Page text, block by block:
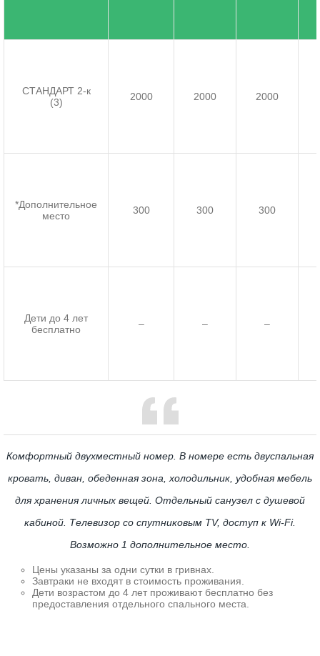
СТАНДАРТ 2-к
(3)
2000 2000 2000
*Дополнительное
место
300 300 300
Дети до 4 лет
бесплатно
– – –
Комфортный двухместный номер. В номере есть двуспальная
кровать, диван, обеденная зона, холодильник, удобная мебель
для хранения личных вещей. Отдельный санузел с душевой
кабиной. Телевизор со спутниковым TV, доступ к Wi-Fi.
Возможно 1 дополнительное место.
Цены указаны за одни сутки в гривнах.
Завтраки не входят в стоимость проживания.
Дети возрастом до 4 лет проживают бесплатно без
предоставления отдельного спального места.